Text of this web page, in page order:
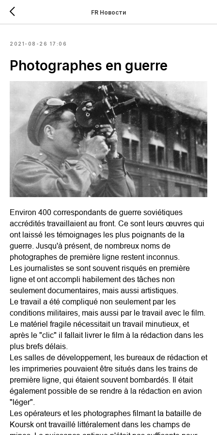
FR Новости
2021-08-26 17:06
Photographes en guerre
Environ 400 correspondants de guerre soviétiques
accrédités travaillaient au front. Ce sont leurs œuvres qui
ont laissé les témoignages les plus poignants de la
guerre. Jusqu'à présent, de nombreux noms de
photographes de première ligne restent inconnus.
Les journalistes se sont souvent risqués en première
ligne et ont accompli habilement des tâches non
seulement documentaires, mais aussi artistiques.
Le travail a été compliqué non seulement par les
conditions militaires, mais aussi par le travail avec le film.
Le matériel fragile nécessitait un travail minutieux, et
après le "clic" il fallait livrer le film à la rédaction dans les
plus brefs délais.
Les salles de développement, les bureaux de rédaction et
les imprimeries pouvaient être situés dans les trains de
première ligne, qui étaient souvent bombardés. Il était
également possible de se rendre à la rédaction en avion
"léger".
Les opérateurs et les photographes filmant la bataille de
Koursk ont travaillé littéralement dans les champs de